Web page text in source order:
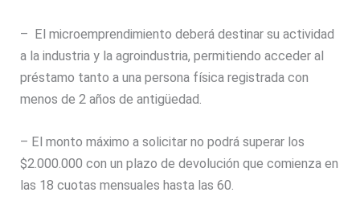
– El microemprendimiento deberá destinar su actividad
a la industria y la agroindustria, permitiendo acceder al
préstamo tanto a una persona física registrada con
menos de 2 años de antigüedad.
– El monto máximo a solicitar no podrá superar los
$2.000.000 con un plazo de devolución que comienza en
las 18 cuotas mensuales hasta las 60.